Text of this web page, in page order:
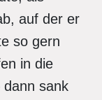
auf der er
so gern
in die
sank